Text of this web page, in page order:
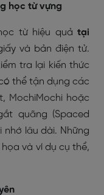
học từ vựng
từ hiệu quả tại
và bản điện tử.
tra lại kiến thức
thể tận dụng các
MochiMochi hoặc
quãng (Spaced
nhớ lâu dài. Những
và ví dụ cụ thể,